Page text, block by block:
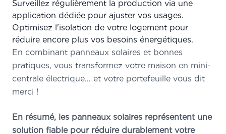
Surveillez régulièrement la production via une
application dédiée pour ajuster vos usages.
Optimisez l'isolation de votre logement pour
réduire encore plus vos besoins énergétiques.
En combinant panneaux solaires et bonnes
pratiques, vous transformez votre maison en mini-
centrale électrique… et votre portefeuille vous dit
merci !
En résumé, les panneaux solaires représentent une
solution fiable pour réduire durablement votre